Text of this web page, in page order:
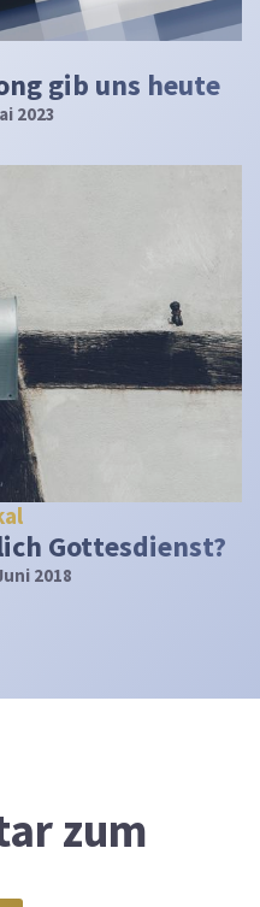
gib uns heute
2023
Gottesdienst?
2018
zum